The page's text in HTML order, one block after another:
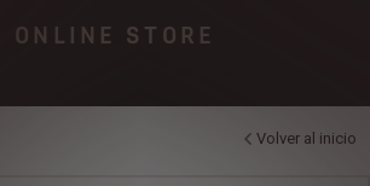
ONLINE STORE
Volver al inicio